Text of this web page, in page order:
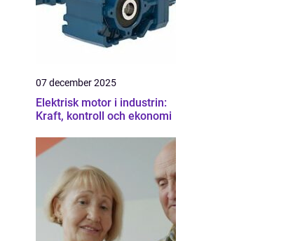
07 december 2025
Elektrisk motor i industrin:
Kraft, kontroll och ekonomi